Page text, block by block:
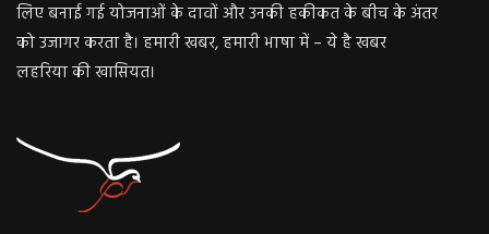
लिए बनाई गई योजनाओं के दावों और उनकी हकीकत के बीच के अंतर
को उजागर करता है। हमारी खबर, हमारी भाषा में – ये है खबर
लहरिया की खासियत।